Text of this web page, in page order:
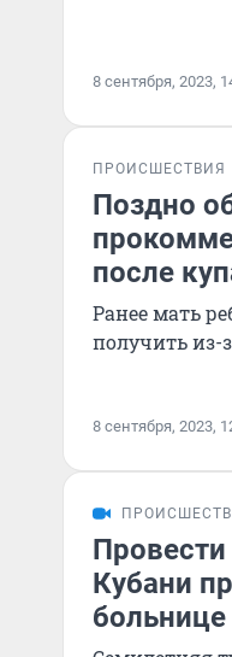
8 сентября, 2023,
ПРОИСШЕСТВИЯ
Поздно
после
Ранее мать
получить из-
8 сентября, 2023,
Кубани